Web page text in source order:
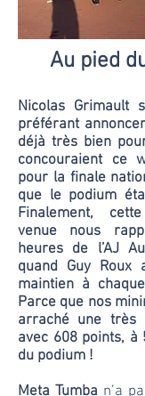
Au pied
Nicolas Grimault
préférant
déjà très bien
concouraient ce
pour la finale
que le podium
Finalement,
venue nous
heures de l’AJ
quand Guy Roux
maintien à
Parce que nos
arraché une très
avec 608 points, à
du podium !
Meta Tumba n’a